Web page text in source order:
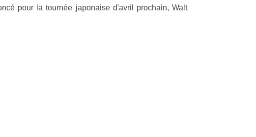
pour la tournée japonaise d'avril prochain, Walt